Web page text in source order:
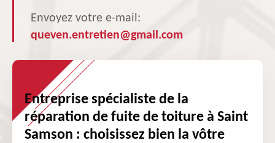
Envoyez votre e-mail:
queven.entretien@gmail.com
Entreprise spécialiste de la
réparation de fuite de toiture à Saint
Samson : choisissez bien la vôtre